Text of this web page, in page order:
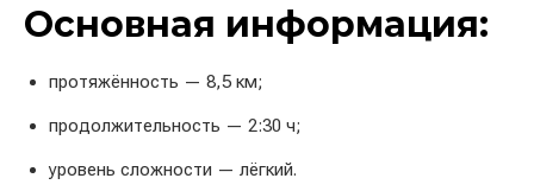
Основная информация:
протяжённость — 8,5 км;
продолжительность — 2:30 ч;
уровень сложности — лёгкий.